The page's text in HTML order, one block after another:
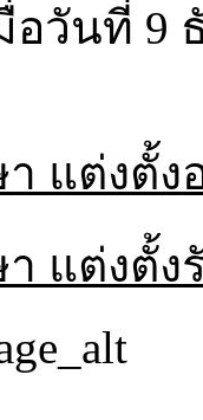
อวันที่ 9
แต่งตั้
แต่งตั้ง